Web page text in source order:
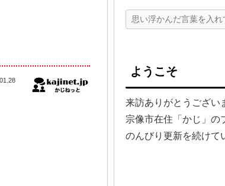
ようこそ
来訪ありがとうござい
宗像市在住「かじ」の
のんびり更新を続けて